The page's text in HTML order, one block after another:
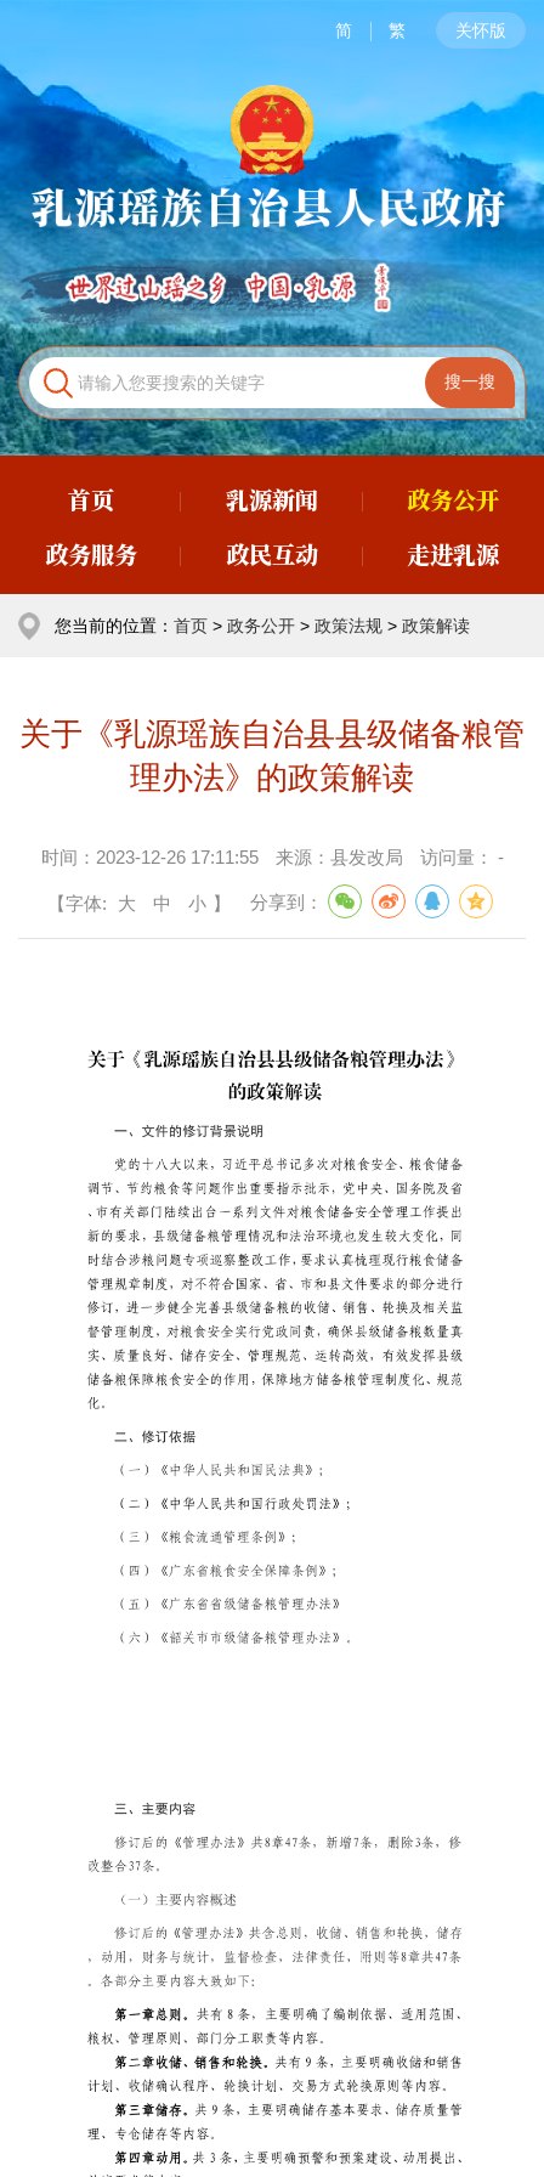
简 繁 关怀版
首页 乳源新闻
政务公开
政务服务
政民互动 走进乳源
您当前的位置： 首页 > 政务公开 > 政策法规 > 政策解读
关于《乳源瑶族自治县县级储备粮管
理办法》的政策解读
时间： 2023-12-26 17:11:55 来源： 县发改局 访问量： -
【字体: 大 中 小 】 分享到：